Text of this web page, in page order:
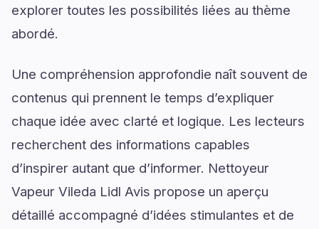
explorer toutes les possibilités liées au thème
abordé.
Une compréhension approfondie naît souvent de
contenus qui prennent le temps d’expliquer
chaque idée avec clarté et logique. Les lecteurs
recherchent des informations capables
d’inspirer autant que d’informer. Nettoyeur
Vapeur Vileda Lidl Avis propose un aperçu
détaillé accompagné d’idées stimulantes et de